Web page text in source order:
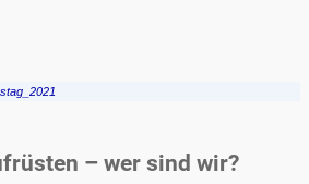
– wer sind wir?